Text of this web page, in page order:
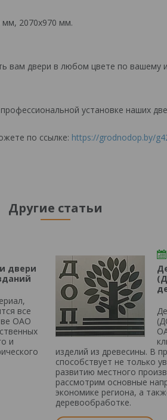
мм, 2070х970 мм.
вам двери в любом цвете по вашему
установке наших
по ссылке: https://grodnodop.by/
Другие статьи
двери
все
ОАО
и
изделий из древесины. В
способствует не только
развитию местного
рассмотрим основные
экономике региона, а
деревообработке.